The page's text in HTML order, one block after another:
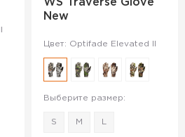
WS Traverse Glove
New
Цвет: Optifade Elevated II
Выберите размер:
S M